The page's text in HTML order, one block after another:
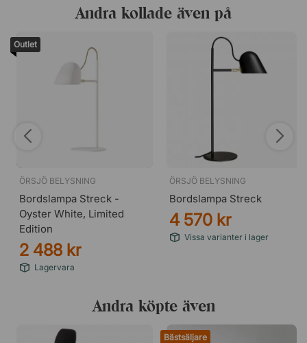
Andra kollade även på
Outlet
ÖRSJÖ BELYSNING
Bordslampa Streck -
Oyster White, Limited
Edition
2 488 kr
Lagervara
ÖRSJÖ BELYSNING
Bordslampa Streck
4 570 kr
Vissa varianter i lager
Andra köpte även
Bästsäljare